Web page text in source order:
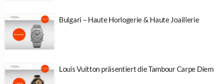
Bulgari – Haute Horlogerie & Haute Joaillerie
Louis Vuitton präsentiert die Tambour Carpe Diem